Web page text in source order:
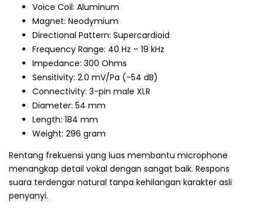
Voice Coil: Aluminum
Magnet: Neodymium
Directional Pattern: Supercardioid
Frequency Range: 40 Hz – 19 kHz
Impedance: 300 Ohms
Sensitivity: 2.0 mV/Pa (-54 dB)
Connectivity: 3-pin male XLR
Diameter: 54 mm
Length: 184 mm
Weight: 296 gram
Rentang frekuensi yang luas membantu microphone
menangkap detail vokal dengan sangat baik. Respons
suara terdengar natural tanpa kehilangan karakter asli
penyanyi.